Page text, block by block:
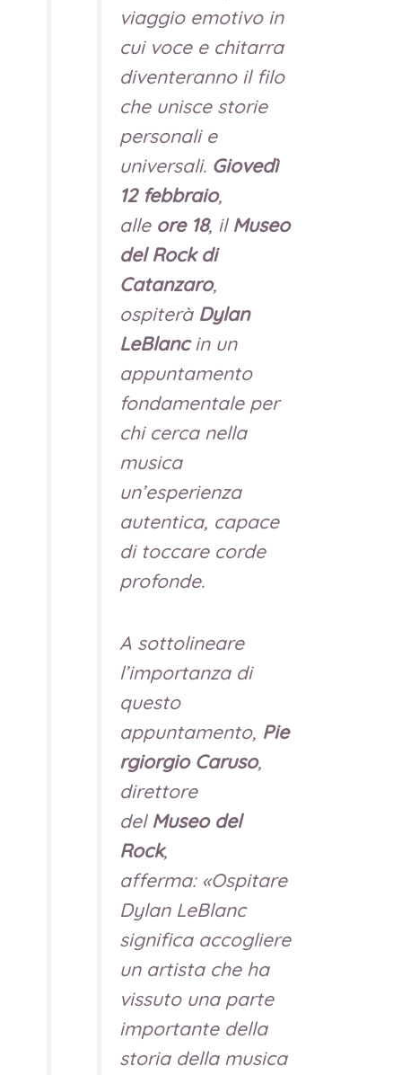
viaggio emotivo in
cui voce e chitarra
diventeranno il filo
che unisce storie
personali e
universali. Giovedì
12 febbraio,
alle ore 18, il Museo
del Rock di
Catanzaro,
ospiterà Dylan
LeBlancin un
appuntamento
fondamentale per
chi cerca nella
musica
un’esperienza
autentica, capace
di toccare corde
profonde.
A sottolineare
l’importanza di
questo
appuntamento, Pie
rgiorgio Caruso,
direttore
del Museo del
Rock,
afferma: «Ospitare
Dylan LeBlanc
significa accogliere
un artista che ha
vissuto una parte
importante della
storia della musica